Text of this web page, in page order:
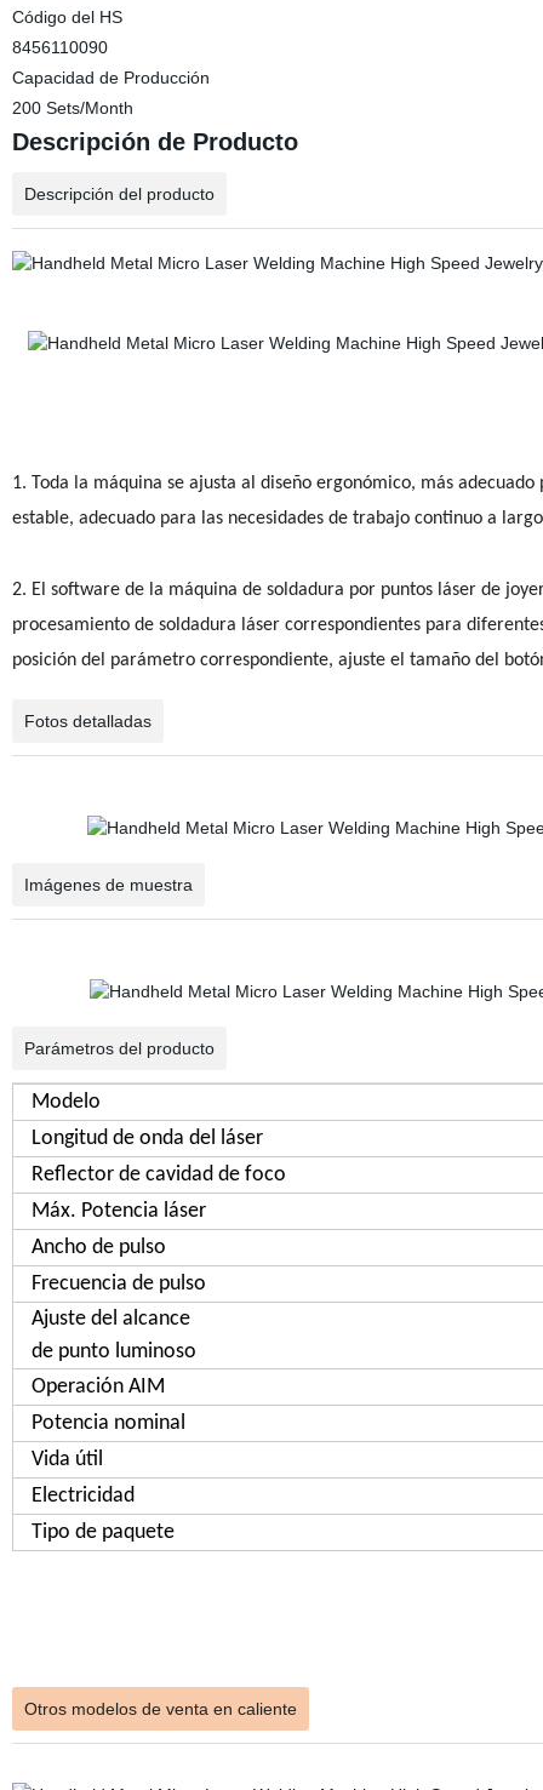
Código del HS
8456110090
Capacidad de Producción
200 Sets/Month
Descripción de Producto
Descripción del producto
1. Toda la máquina se ajusta al diseño ergonómico, más
estable, adecuado para las necesidades de trabajo continuo a
2. El software de la máquina de soldadura por puntos láser de
procesamiento de soldadura láser correspondientes para
posición del parámetro correspondiente, ajuste el tamaño del
Fotos detalladas
Imágenes de muestra
Parámetros del producto
Modelo
Longitud de onda del láser
Reflector de cavidad de foco
Máx. Potencia láser
Ancho de pulso
Frecuencia de pulso
Ajuste del alcance
de punto luminoso
Operación AIM
Potencia nominal
Vida útil
Electricidad
Tipo de paquete
Otros modelos de venta en caliente